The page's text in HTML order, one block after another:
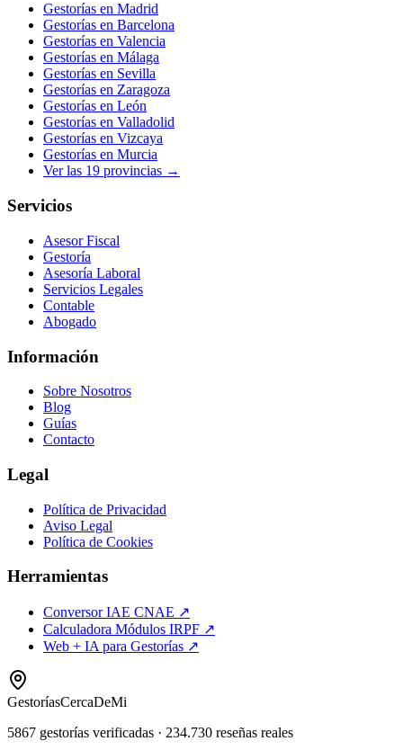
Gestorías en Madrid
Gestorías en Barcelona
Gestorías en Valencia
Gestorías en Málaga
Gestorías en Sevilla
Gestorías en Zaragoza
Gestorías en León
Gestorías en Valladolid
Gestorías en Vizcaya
Gestorías en Murcia
Ver las 19 provincias →
Servicios
Asesor Fiscal
Gestoría
Asesoría Laboral
Servicios Legales
Contable
Abogado
Información
Sobre Nosotros
Blog
Guías
Contacto
Legal
Política de Privacidad
Aviso Legal
Política de Cookies
Herramientas
Conversor IAE CNAE ↗
Calculadora Módulos IRPF ↗
Web + IA para Gestorías ↗
GestoríasCercaDeMi
5867 gestorías verificadas · 234.730 reseñas reales